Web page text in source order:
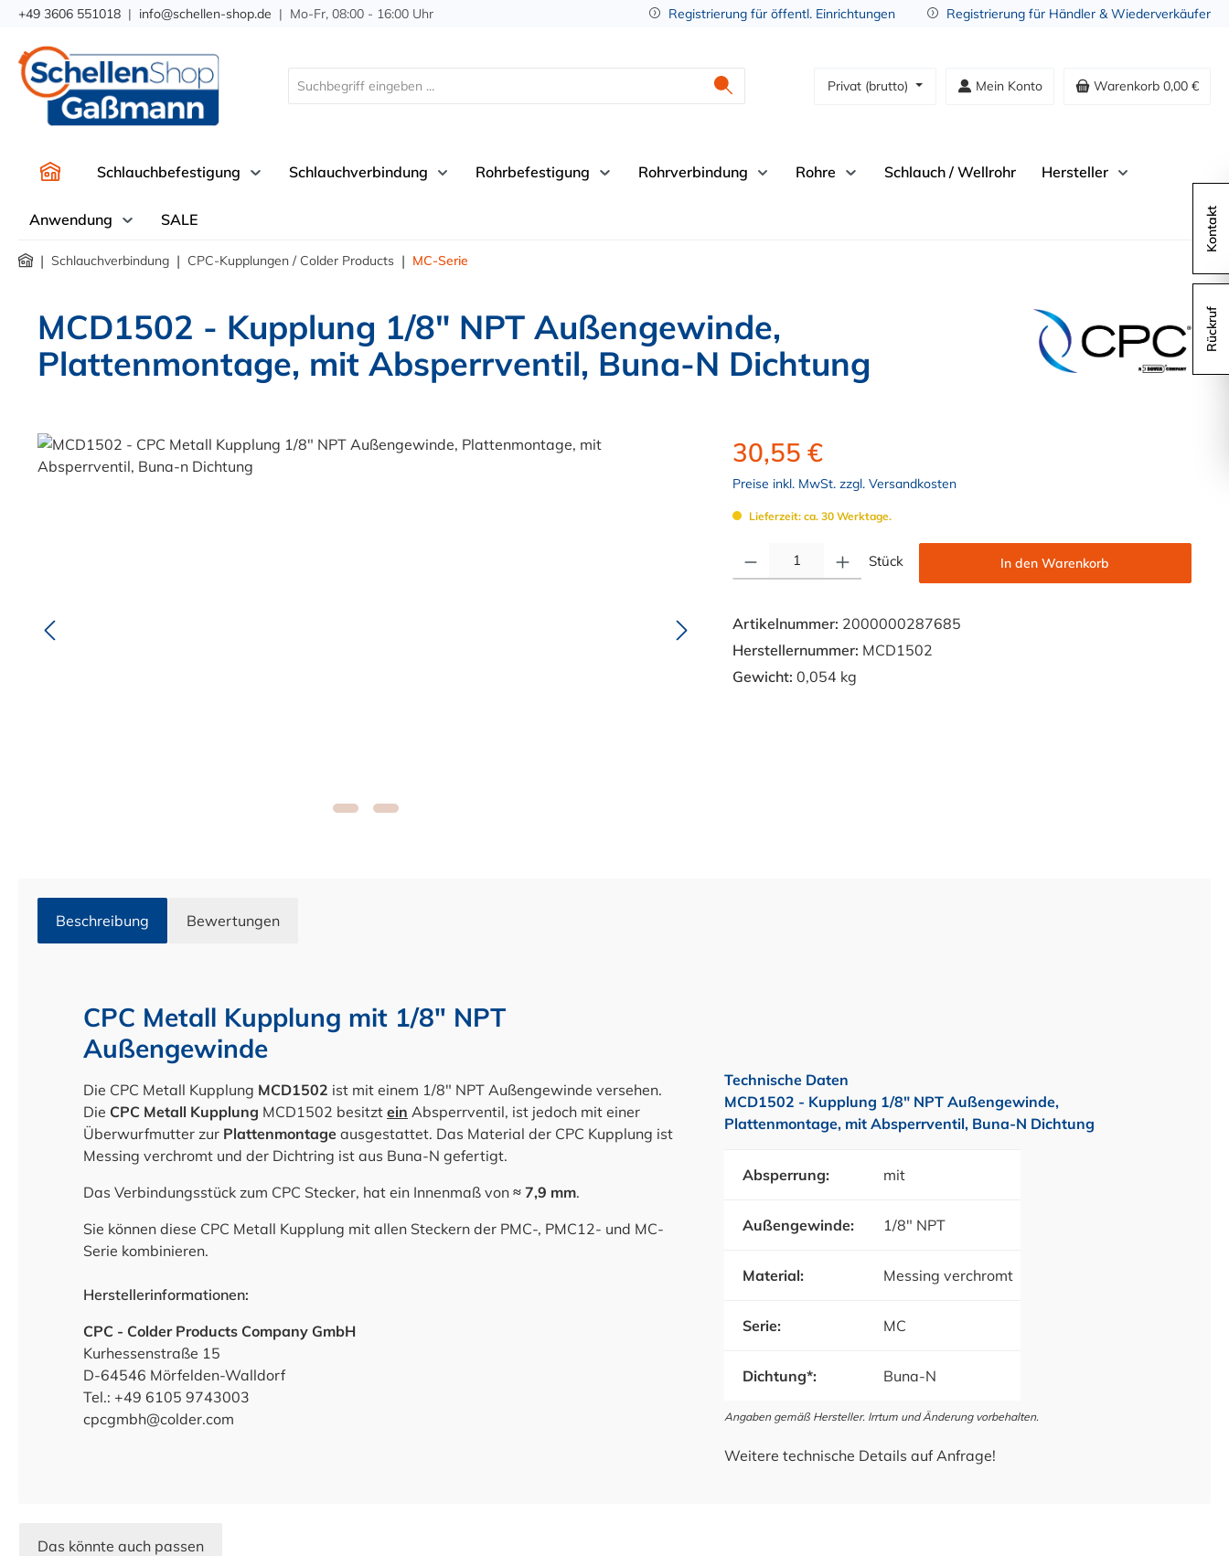
Zur Hauptnavigation springen
+49 3606 551018 | info@schellen-shop.de | Mo-Fr, 08:00 - 16:00 Uhr Registrierung für öffentl. Einrichtungen Registrierung für Händler & Wiederverkäufer
Privat (brutto) Mein Konto Warenkorb 0,00 €
Schlauchbefestigung Schlauchverbindung Rohrbefestigung Rohrverbindung Rohre Schlauch / Wellrohr Hersteller
Anwendung SALE
| Schlauchverbindung | CPC-Kupplungen / Colder Products | MC-Serie
MCD1502 - Kupplung 1/8" NPT Außengewinde,
Plattenmontage, mit Absperrventil, Buna-N Dichtung
Bildergalerie überspringen 30,55 €
Preise inkl. MwSt. zzgl. Versandkosten
Lieferzeit: ca. 30 Werktage.
Stück In den Warenkorb
Artikelnummer: 2000000287685
Herstellernummer: MCD1502
Gewicht: 0,054 kg
Beschreibung Bewertungen
CPC Metall Kupplung mit 1/8" NPT
Außengewinde
Die CPC Metall Kupplung MCD1502 ist mit einem 1/8" NPT Außengewinde versehen.
Die CPC Metall Kupplung MCD1502 besitzt ein Absperrventil, ist jedoch mit einer
Überwurfmutter zur Plattenmontage ausgestattet. Das Material der CPC Kupplung ist
Messing verchromt und der Dichtring ist aus Buna-N gefertigt.
Das Verbindungsstück zum CPC Stecker, hat ein Innenmaß von ≈ 7,9 mm.
Sie können diese CPC Metall Kupplung mit allen Steckern der PMC-, PMC12- und MC-
Serie kombinieren.
Herstellerinformationen:
CPC - Colder Products Company GmbH
Kurhessenstraße 15
D-64546 Mörfelden-Walldorf
Tel.: +49 6105 9743003
cpcgmbh@colder.com
Technische Daten
MCD1502 - Kupplung 1/8" NPT Außengewinde,
Plattenmontage, mit Absperrventil, Buna-N Dichtung
Absperrung: mit
Außengewinde: 1/8" NPT
Material: Messing verchromt
Serie: MC
Dichtung*: Buna-N
Angaben gemäß Hersteller. Irrtum und Änderung vorbehalten.
Weitere technische Details auf Anfrage!
Das könnte auch passen
Kontakt
Rückruf